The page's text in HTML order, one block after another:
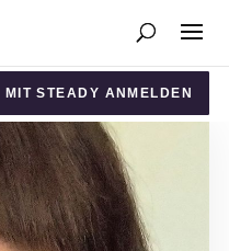
MIT STEADY ANMELDEN